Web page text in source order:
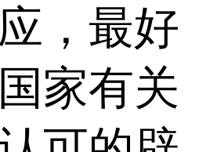
，最好
家有关